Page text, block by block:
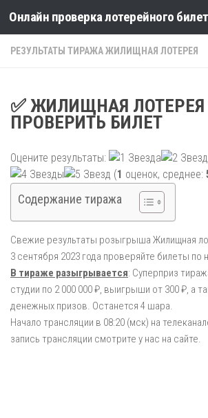
Skip to content
РЕЗУЛЬТАТЫ ТИРАЖА ЖИЛИЩНАЯ ЛОТЕРЕЯ
✅ ЖИЛИЩНАЯ ЛОТЕРЕЯ
ПРОВЕРИТЬ БИЛЕТ
Оцените результаты:
(1 оценок, среднее:
Содержание тиража
Свежие результаты розыгрыша Жилищная
3 сентября 2023 года проверяйте билеты по
В тираже разыгрывается: Суперприз
студии по 2 000 000 ₽, выигрыши от 300 ₽, а
денежных призов. Останется 4 шара.
Начало трансляции в 08:20 (мск) на
запись трансляции смотрите у нас на сайте.